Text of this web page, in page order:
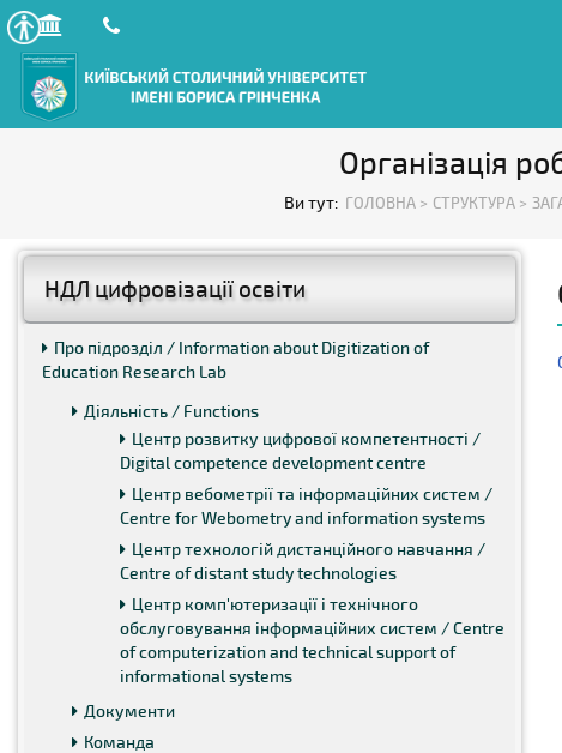
Організація
Ви тут: ГОЛОВНА > СТРУКТУРА >
НДЛ цифровізації освіти
Про підрозділ / Information about Digitization of
Education Research Lab
Діяльність / Functions
Центр розвитку цифрової компетентності /
Digital competence development centre
Центр вебометрії та інформаційних систем /
Centre for Webometry and information systems
Центр технологій дистанційного навчання /
Centre of distant study technologies
Центр комп'ютеризації і технічного
обслуговування інформаційних систем / Centre
of computerization and technical support of
informational systems
Документи
Команда